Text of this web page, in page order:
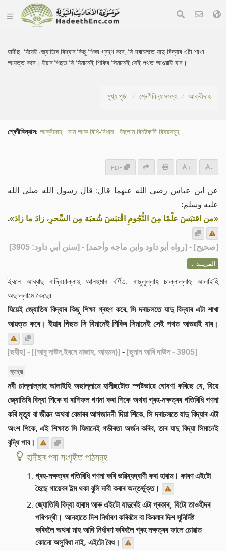
হাদীছ:যিয়েই জ্যোতিষ বিদ্যাৰ কিছু শিক্ষা গ্ৰহণ কৰে, সি দৰাচলতে যাদু বিদ্যাৰ এটা শাখা
আয়ত্ত কৰে। ইয়াৰ পিছত সি যিমানেই শিকিব সিমানেই সেই পথত আগুৱাই যাব।
মুখ্য পৃষ্ঠা শ্ৰেণীবিন্যাসসমূহ আক্বীদাহ
শ্ৰেণীবিন্যাস: আক্বীদাহ. নাম আৰু বিধি-বিধান. ইছলাম বিনষ্টকাৰী বিষয়সমূহ.
PDF + -
عن ابن عباس رضي الله عنهما قال: قال رسول الله صلى الله
عليه وسلم:
«من اقتبَسَ علْمًا مِنَ النُّجُومِ اقْتبَسَ شُعبَة مِن السِّحرِ، زادَ ما زادَ».
[صحيح] - [رواه أبو داود وابن ماجه وأحمد] - [سنن أبي داود: 3905]
المزيــد ...
ইবনে আব্বাছ ৰাদ্বিয়াল্লাহু আনহুমাৰ বৰ্ণিত, ৰাছুলুল্লাহ চাল্লাল্লাহু আলাইহি
অছাল্লামে কৈছেঃ
যিয়েই জ্যোতিষ বিদ্যাৰ কিছু শিক্ষা গ্ৰহণ কৰে, সি দৰাচলতে যাদু বিদ্যাৰ এটা শাখা
আয়ত্ত কৰে। ইয়াৰ পিছত সি যিমানেই শিকিব সিমানেই সেই পথত আগুৱাই যাব।
[ছহীহ] - [(আবু দাঊদ,ইবনে মাজাহ, আহমদ)] - [ছুনান আবি দাঊদ - 3905]
ব্যাখ্যা
নবী চাল্লাল্লাহু আলাইহি অছাল্লামে হাদীছটোত স্পষ্টভাৱে ঘোষণা কৰিছে যে, যিয়ে
জ্যোতিষি বিদ্যা শিকে বা ৰাশিফল গণনা কৰা শিকে অথবা গ্ৰহ-নক্ষত্ৰৰ গতিবিধি গণনা
কৰি মৃত্যু বা জীৱন অথবা বেমাৰৰ আগজাননী দিয়া শিকে, সি দৰাচলতে যাদু বিদ্যাৰ এটা
অংশ শিকে, এই শিক্ষাত সি যিমানেই গভীৰতা অৰ্জন কৰিব, তাৰ যাদু বিদ্যা সিমানেই
বৃদ্ধি পাব।
হাদীছৰ পৰা সংগৃহীত পাঠসমূহ
গ্ৰহ-নক্ষত্ৰৰ গতিবিধি গণনা কৰি ভৱিষ্যদ্বাণী কৰা হাৰাম। কাৰণ এইটো
হৈছে গায়েবৰ ইল্ম থকা বুলি দাবী কৰাৰ অন্তৰ্ভুক্ত।
জ্যোতিষি বিদ্যা হাৰাম আৰু এইটো যাদুৰেই এটা প্ৰকাৰ, যিটো তাওহীদৰ
পৰিপন্থী। আনহাতে দিশ নিৰ্ধাৰণ কৰিবলৈ বা কিবলাৰ দিশ সুনিৰ্দিষ্ট
কৰিবলৈ অথবা মাহ আদি নিৰ্ধাৰণ কৰিবলৈ গ্ৰহ নক্ষত্ৰৰ ফালে চোৱাত
কোনো অসুবিধা নাই, এইটো বৈধ।